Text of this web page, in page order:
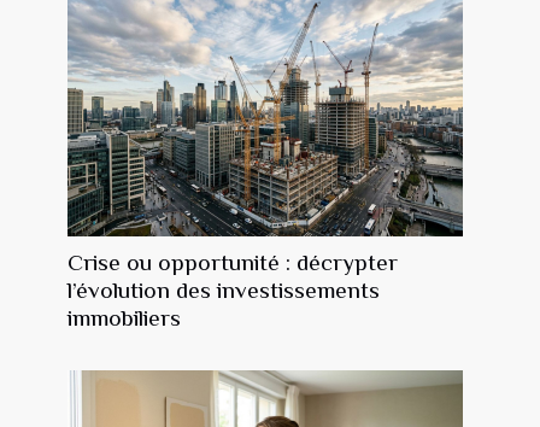
Crise ou opportunité : décrypter
l’évolution des investissements
immobiliers